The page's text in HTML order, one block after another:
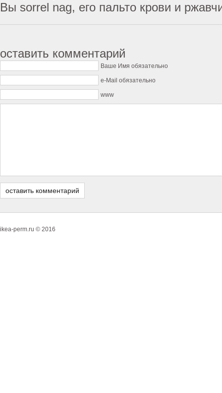
Вы sorrel nag, его пальто крови и
оставить комментарий
Ваше Имя обязательно
e-Mail обязательно
www
ikea-perm.ru © 2016